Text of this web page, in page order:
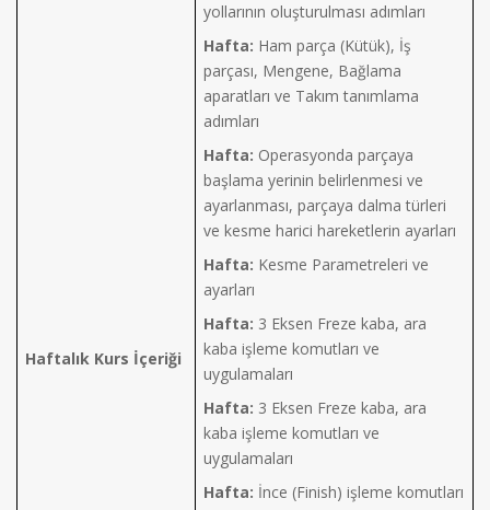
Haftalık Kurs İçeriği
yollarının oluşturulması adımları
Hafta: Ham parça (Kütük), İş
parçası, Mengene, Bağlama
aparatları ve Takım tanımlama
adımları
Hafta: Operasyonda parçaya
başlama yerinin belirlenmesi ve
ayarlanması, parçaya dalma türleri
ve kesme harici hareketlerin ayarları
Hafta: Kesme Parametreleri ve
ayarları
Hafta: 3 Eksen Freze kaba, ara
kaba işleme komutları ve
uygulamaları
Hafta: 3 Eksen Freze kaba, ara
kaba işleme komutları ve
uygulamaları
Hafta: İnce (Finish) işleme komutları